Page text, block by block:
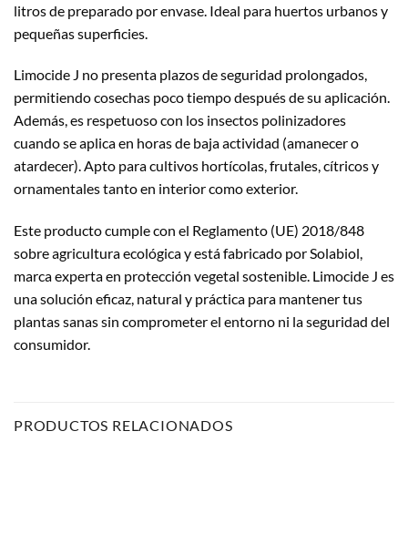
litros de preparado por envase. Ideal para huertos urbanos y
pequeñas superficies.
Limocide J no presenta plazos de seguridad prolongados,
permitiendo cosechas poco tiempo después de su aplicación.
Además, es respetuoso con los insectos polinizadores
cuando se aplica en horas de baja actividad (amanecer o
atardecer). Apto para cultivos hortícolas, frutales, cítricos y
ornamentales tanto en interior como exterior.
Este producto cumple con el Reglamento (UE) 2018/848
sobre agricultura ecológica y está fabricado por Solabiol,
marca experta en protección vegetal sostenible. Limocide J es
una solución eficaz, natural y práctica para mantener tus
plantas sanas sin comprometer el entorno ni la seguridad del
consumidor.
PRODUCTOS RELACIONADOS